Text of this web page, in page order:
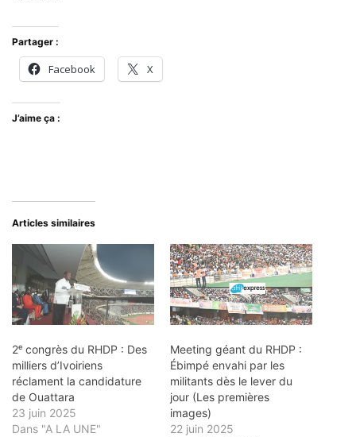
Partager :
Facebook X
J’aime ça :
Articles similaires
2ᵉ congrès du RHDP : Des
milliers d’Ivoiriens
réclament la candidature
de Ouattara
23 juin 2025
Dans "A LA UNE"
Meeting géant du RHDP :
Ébimpé envahi par les
militants dès le lever du
jour (Les premières
images)
22 juin 2025